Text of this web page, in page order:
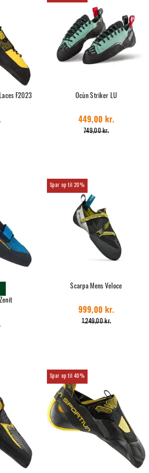
F2023
Ocùn Striker LU
749,00 kr.
449,00 kr.
20%
Scarpa Mens Veloce
1.249,00 kr.
999,00 kr.
40%